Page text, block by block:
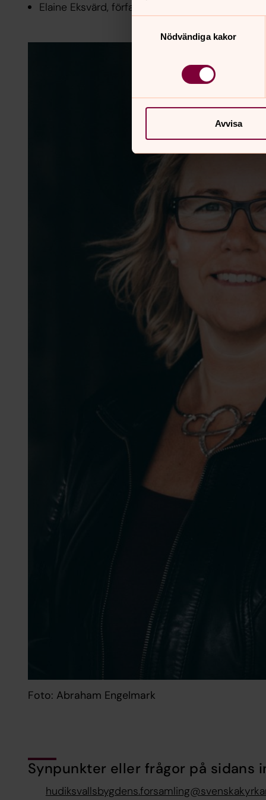
Nödvändiga kakor
Avvisa
Elaine Eksvärd, författare
Foto: Abraham Engelmark
Synpunkter eller frågor på sidans